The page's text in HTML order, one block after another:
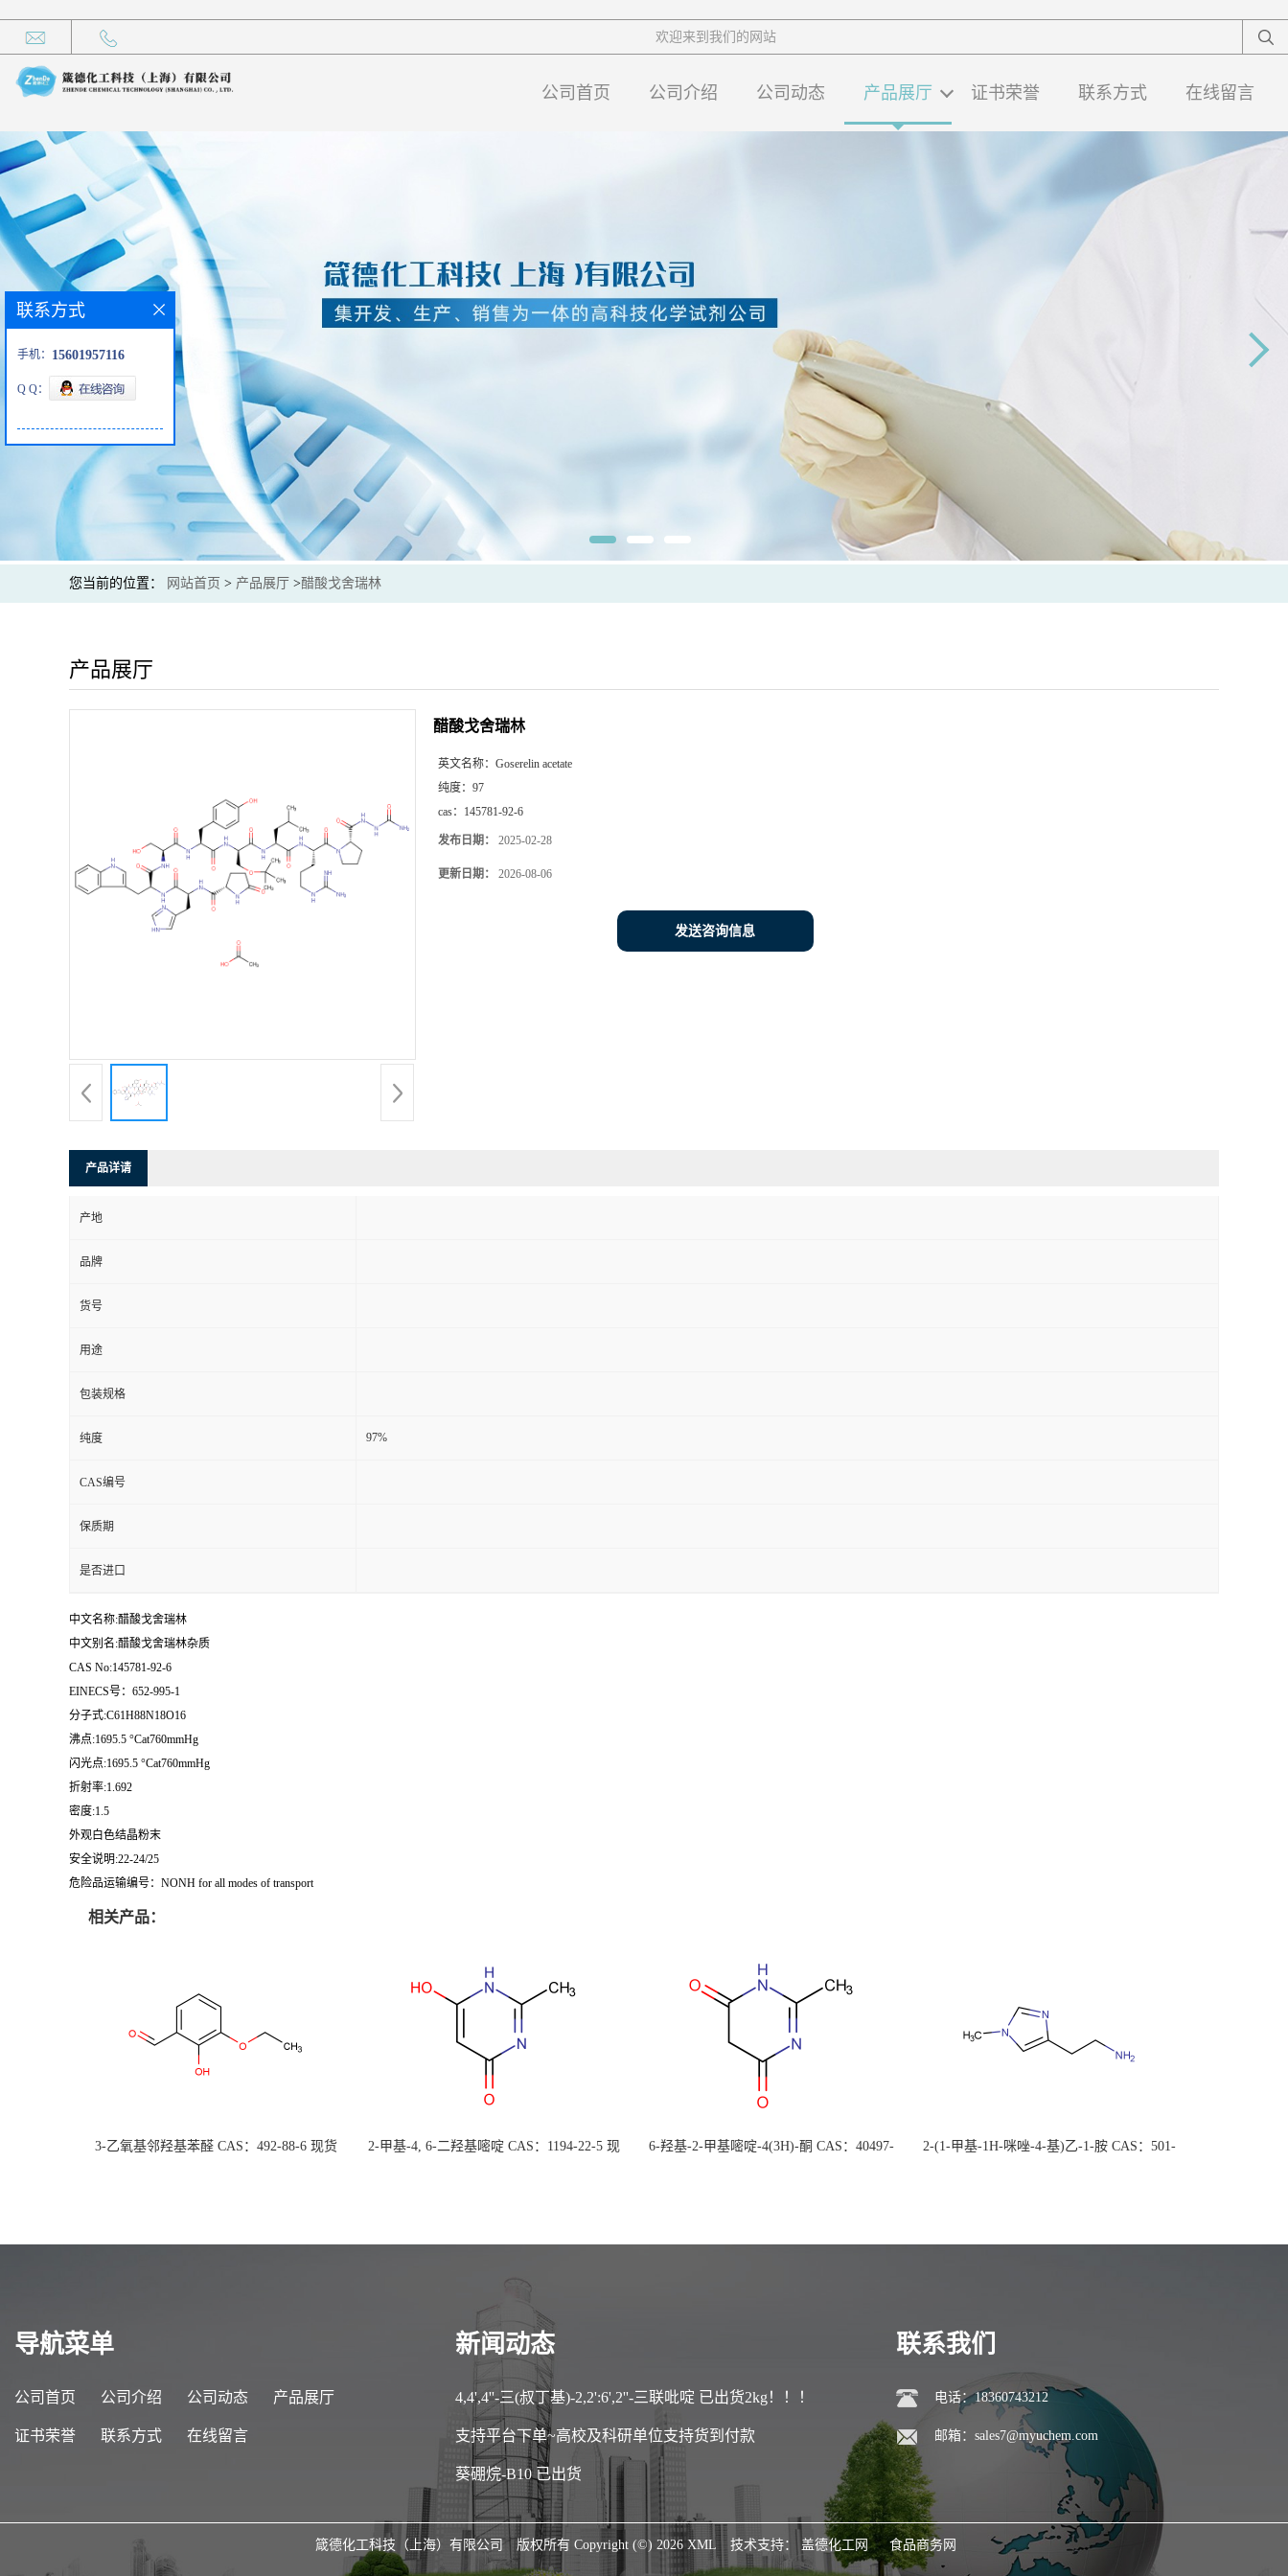
欢迎来到我们的网站
公司首页 公司介绍 公司动态 产品展厅 证书荣誉 联系方式 在线留言
您当前的位置： 网站首页 > 产品展厅 >醋酸戈舍瑞林
产品展厅
醋酸戈舍瑞林
英文名称： Goserelin acetate
纯度： 97
cas： 145781-92-6
发布日期： 2025-02-28
更新日期： 2026-08-06
发送咨询信息
产品详请
产地
品牌
货号
用途
包装规格
纯度 97%
CAS编号
保质期
是否进口
中文名称:醋酸戈舍瑞林
中文别名:醋酸戈舍瑞林杂质
CAS No:145781-92-6
EINECS号：652-995-1
分子式:C61H88N18O16
沸点:1695.5 °Cat760mmHg
闪光点:1695.5 °Cat760mmHg
折射率:1.692
密度:1.5
外观白色结晶粉末
安全说明:22-24/25
危险品运输编号：NONH for all modes of transport
相关产品：
3-乙氧基邻羟基苯醛 CAS：492-88-6 现货
2-甲基-4, 6-二羟基嘧啶 CAS：1194-22-5 现
6-羟基-2-甲基嘧啶-4(3H)-酮 CAS：40497-
2-(1-甲基-1H-咪唑-4-基)乙-1-胺 CAS：501-
联系方式
手机： 15601957116
Q Q：
导航菜单
公司首页 公司介绍 公司动态 产品展厅
证书荣誉 联系方式 在线留言
新闻动态
4,4',4''-三(叔丁基)-2,2':6',2''-三联吡啶 已出货2kg！！！
支持平台下单~高校及科研单位支持货到付款
葵硼烷-B10 已出货
联系我们
电话：18360743212
邮箱： sales7@myuchem.com
箴德化工科技（上海）有限公司 版权所有 Copyright (©) 2026 XML 技术支持： 盖德化工网 食品商务网